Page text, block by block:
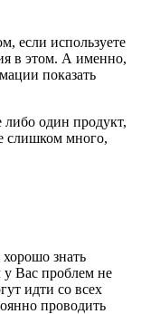
если используете
в этом. А именно,
показать
либо один продукт,
слишком много,
знать
у Вас проблем не
идти со всех
проводить